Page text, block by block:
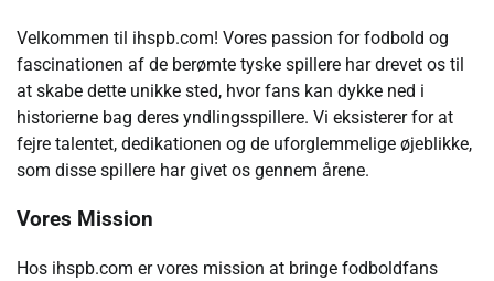
Velkommen til ihspb.com! Vores passion for fodbold og
fascinationen af de berømte tyske spillere har drevet os til
at skabe dette unikke sted, hvor fans kan dykke ned i
historierne bag deres yndlingsspillere. Vi eksisterer for at
fejre talentet, dedikationen og de uforglemmelige øjeblikke,
som disse spillere har givet os gennem årene.
Vores Mission
Hos ihspb.com er vores mission at bringe fodboldfans